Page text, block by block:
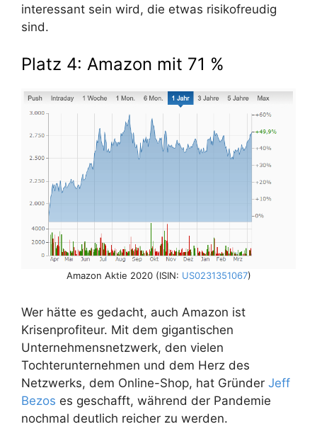
interessant sein wird, die etwas risikofreudig
sind.
Platz 4: Amazon mit 71 %
Amazon Aktie 2020 (ISIN: US0231351067)
Wer hätte es gedacht, auch Amazon ist
Krisenprofiteur. Mit dem gigantischen
Unternehmensnetzwerk, den vielen
Tochterunternehmen und dem Herz des
Netzwerks, dem Online-Shop, hat Gründer Jeff
Bezos es geschafft, während der Pandemie
nochmal deutlich reicher zu werden.